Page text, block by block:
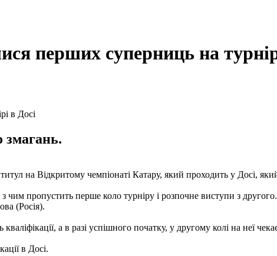
перших суперниць на
змагань.
на Відкритому чемпіонаті Катару, який проходить у Досі,
чим пропустить перше коло турніру і розпочне виступи з
(Росія).
кваліфікації, а в разі успішного початку, у другому колі на неї
в Досі.